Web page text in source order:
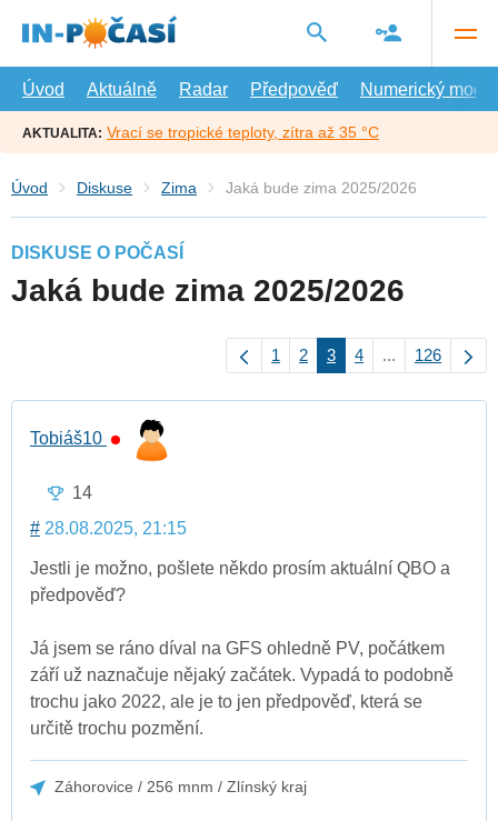
hlavní
Úvod
Aktuálně Radar Předpověď Numerický model
AKTUALITA: Vrací se tropické teploty, zítra až 35 °C
Úvod Diskuse Zima Jaká bude zima 2025/2026
DISKUSE O POČASÍ
Jaká bude zima 2025/2026
1 2 3 4 ... 126
Tobiáš10
14
# 28.08.2025, 21:15
Jestli je možno, pošlete někdo prosím aktuální QBO a
předpověď?
Já jsem se ráno díval na GFS ohledně PV, počátkem
září už naznačuje nějaký začátek. Vypadá to podobně
trochu jako 2022, ale je to jen předpověď, která se
určitě trochu pozmění.
Záhorovice / 256 mnm / Zlínský kraj